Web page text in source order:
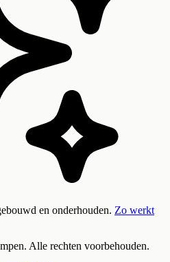
en onderhouden. Zo werkt
Alle rechten voorbehouden.